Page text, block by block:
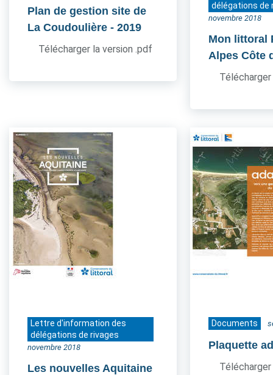
Plan de gestion site de
La Coudoulière - 2019
Télécharger la version .pdf
délégations de
novembre 2018
Mon littoral
Alpes Côte
Lettre d'information des
délégations de rivages
novembre 2018
Les nouvelles Aquitaine
Documents
Plaquette